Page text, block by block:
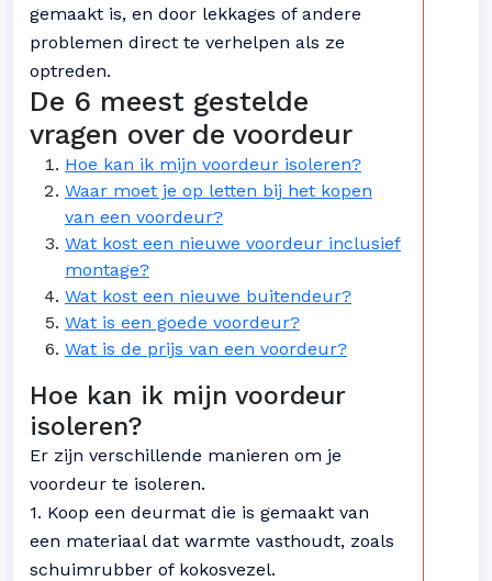
gemaakt is, en door lekkages of andere
problemen direct te verhelpen als ze
optreden.
De 6 meest gestelde
vragen over de voordeur
Hoe kan ik mijn voordeur isoleren?
Waar moet je op letten bij het kopen
van een voordeur?
Wat kost een nieuwe voordeur inclusief
montage?
Wat kost een nieuwe buitendeur?
Wat is een goede voordeur?
Wat is de prijs van een voordeur?
Hoe kan ik mijn voordeur
isoleren?
Er zijn verschillende manieren om je
voordeur te isoleren.
1. Koop een deurmat die is gemaakt van
een materiaal dat warmte vasthoudt, zoals
schuimrubber of kokosvezel.